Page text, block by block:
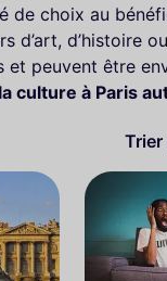
de choix au
d’art, d’histoire
peuvent être
la culture à Paris
Trier